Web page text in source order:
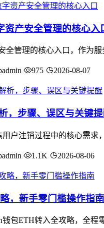
资产安全管理的核心入
全管理的核心入口，作为
975 2026-08-07
，步骤、误区与关键
用户注销过程中的核心需
1.1K 2026-08-06
，新手零门槛操作指南
包ETH转入全攻略，全